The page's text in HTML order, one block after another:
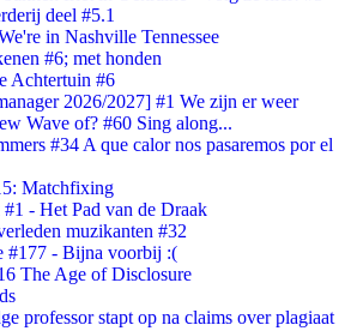
deel #5.1
in Nashville Tennessee
#6; met honden
Achtertuin #6
2026/2027] #1 We zijn er weer
Wave of? #60 Sing along...
#34 A que calor nos pasaremos por el
Matchfixing
- Het Pad van de Draak
muzikanten #32
#177 - Bijna voorbij :(
The Age of Disclosure
professor stapt op na claims over plagiaat